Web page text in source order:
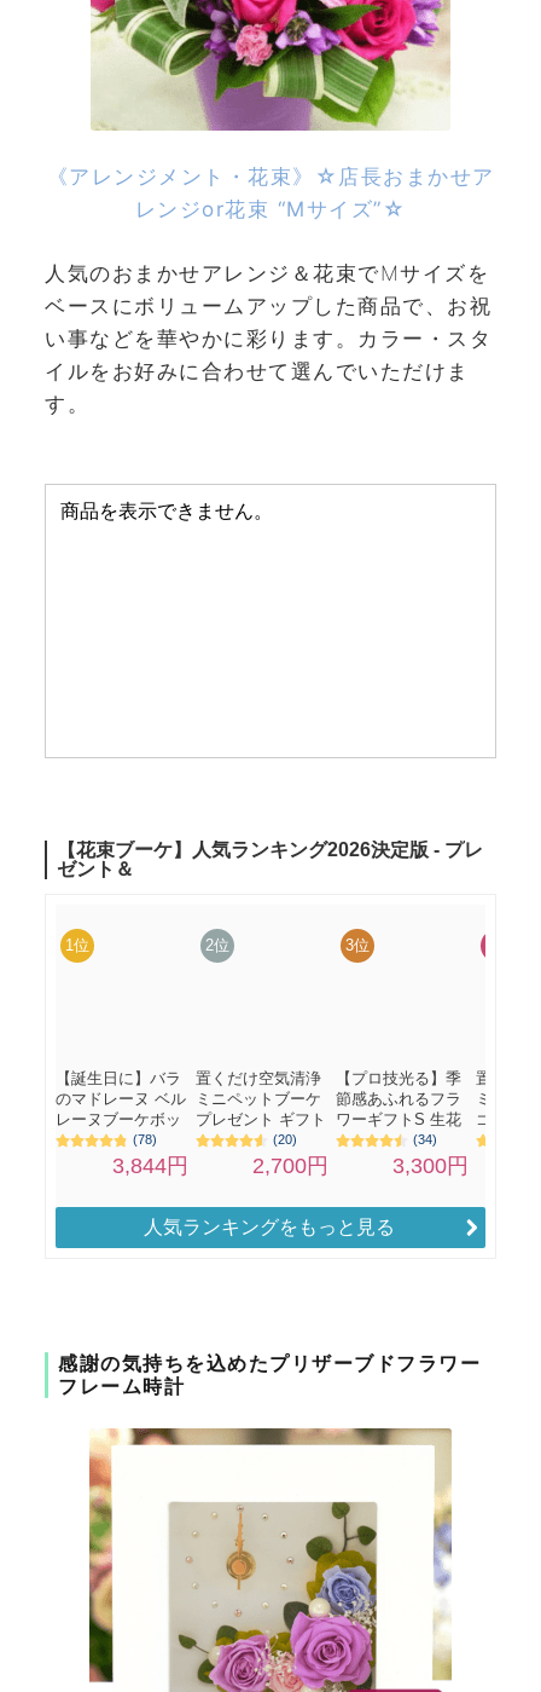
《アレンジメント・花束》☆店長おまかせア
レンジor花束 “Mサイズ”☆
人気のおまかせアレンジ＆花束でMサイズを
ベースにボリュームアップした商品で、お祝
い事などを華やかに彩ります。カラー・スタ
イルをお好みに合わせて選んでいただけま
す。
人気ランキングをもっと見る
感謝の気持ちを込めたプリザーブドフラワー
フレーム時計